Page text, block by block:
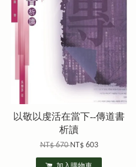
以敬以虔活在當下--傳道書
析讀
NT$ 670NT$ 603